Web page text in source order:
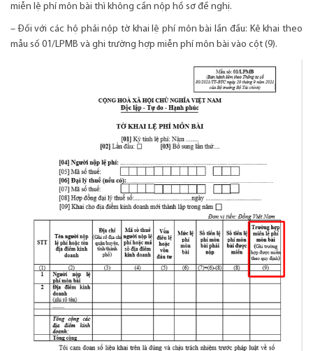
miễn lệ phí môn bài thì không cần nộp hồ sơ đề nghị.
– Đối với các hộ phải nộp tờ khai lệ phí môn bài lần đầu: Kê khai theo
mẫu số 01/LPMB và ghi trường hợp miễn phí môn bài vào cột (9).